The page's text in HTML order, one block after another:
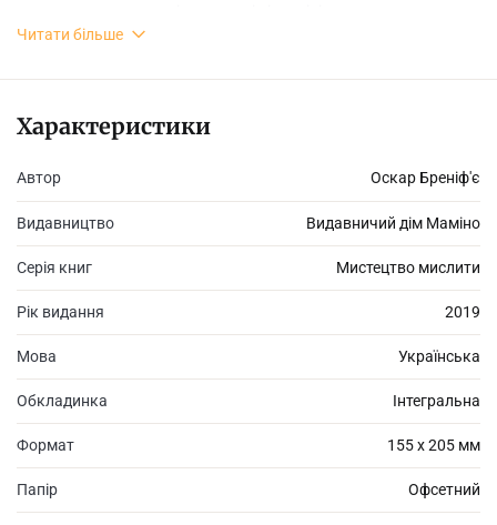
розвивати в них здатність думати, аналізувати та знаходити
інакше. Влучні запитання не лише розвивають мислення, а й
учать чути інших, допомагають батькам і дітям порозумітися.
Читати більше
Характеристики
Автор Оскар Бреніф'є
Видавництво Видавничий дім Маміно
Серія книг Мистецтво мислити
Рік видання 2019
Мова Українська
Обкладинка Інтегральна
Формат 155 х 205 мм
Папір Офсетний